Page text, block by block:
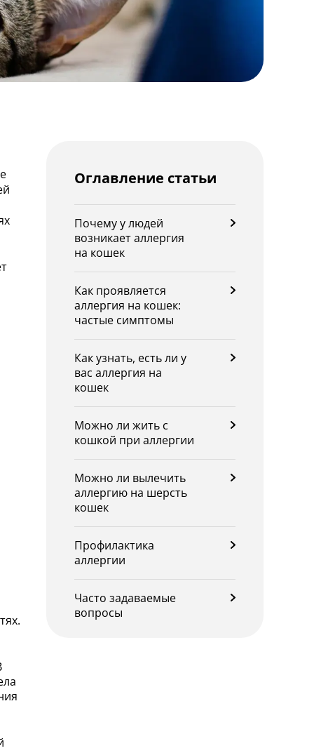
Оглавление статьи
Почему у людей
возникает аллергия
на кошек
Как проявляется
аллергия на кошек:
частые симптомы
Как узнать, есть ли у
вас аллергия на
кошек
Можно ли жить с
кошкой при аллергии
Можно ли вылечить
аллергию на шерсть
кошек
Профилактика
аллергии
Часто задаваемые
вопросы